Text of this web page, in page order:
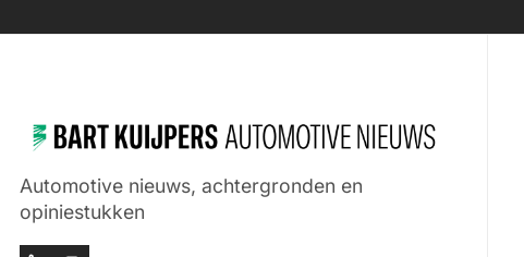
Automotive nieuws, achtergronden en
opiniestukken